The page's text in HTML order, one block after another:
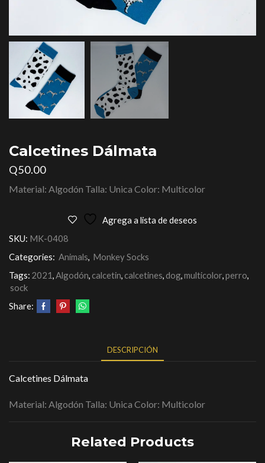
Calcetines Dálmata
Q50.00
Material: Algodón Talla: Unica Color: Multicolor
Agrega a lista de deseos
SKU: MK-0408
Categories: Animals, Monkey Socks
Tags: 2021,Algodón, calcetin, calcetines, dog,multicolor,perro,
sock
Share:
DESCRIPCIÓN
Calcetines Dálmata
Material: Algodón Talla: Unica Color: Multicolor
Related Products